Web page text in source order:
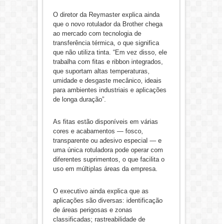
O diretor da Reymaster explica ainda
que o novo rotulador da Brother chega
ao mercado com tecnologia de
transferência térmica, o que significa
que não utiliza tinta. “Em vez disso, ele
trabalha com fitas e ribbon integrados,
que suportam altas temperaturas,
umidade e desgaste mecânico, ideais
para ambientes industriais e aplicações
de longa duração”.
As fitas estão disponíveis em várias
cores e acabamentos — fosco,
transparente ou adesivo especial — e
uma única rotuladora pode operar com
diferentes suprimentos, o que facilita o
uso em múltiplas áreas da empresa.
O executivo ainda explica que as
aplicações são diversas: identificação
de áreas perigosas e zonas
classificadas; rastreabilidade de